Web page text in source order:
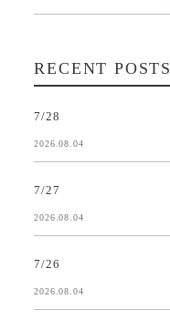
RECENT POSTS
7/28
2026.08.04
7/27
2026.08.04
7/26
2026.08.04